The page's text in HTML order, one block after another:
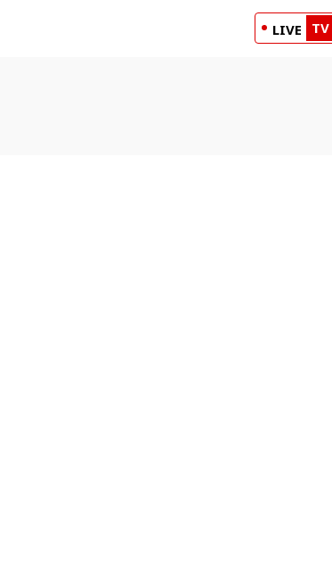
LIVE TV